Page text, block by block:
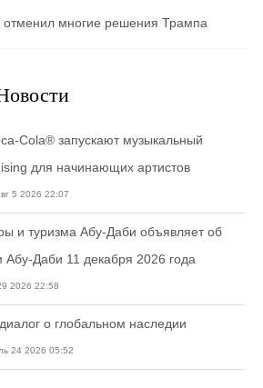
отменил многие решения Трампа
Cola® запускают музыкальный
для начинающих артистов
5 2026 22:07
и туризма Абу-Даби объявляет об
Абу-Даби 11 декабря 2026 года
2026 22:58
о глобальном наследии
24 2026 05:52